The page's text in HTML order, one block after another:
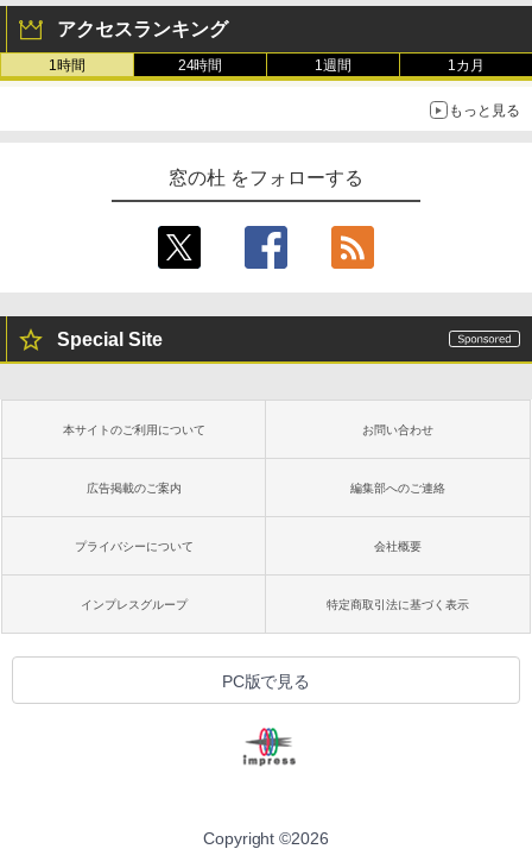
アクセスランキング
1時間 24時間 1週間 1カ月
もっと見る
窓の杜 をフォローする
Special Site
本サイトのご利用について お問い合わせ
広告掲載のご案内 編集部へのご連絡
プライバシーについて 会社概要
インプレスグループ 特定商取引法に基づく表示
PC版で見る
Copyright ©2026